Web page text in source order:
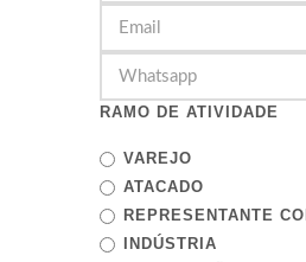
RAMO DE ATIVIDADE
VAREJO
ATACADO
REPRESENTANTE
INDÚSTRIA